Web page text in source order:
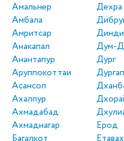
Амальнер
Амбала
Амритсар
Анакапал
Анантапур
Аруппокоттаи
Асансол
Ахалпур
Ахмадабад
Ахмаднагар
Дум-
Дург
Ерод